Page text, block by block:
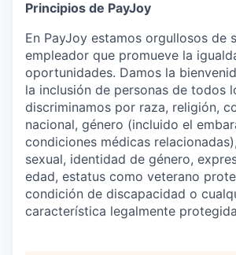
Principios de PayJoy
En PayJoy estamos orgullosos de
empleador que promueve la
oportunidades. Damos la
la inclusión de personas de todos
discriminamos por raza, religión,
nacional, género (incluido el
condiciones médicas
sexual, identidad de género,
edad, estatus como veterano
condición de discapacidad o
característica legalmente